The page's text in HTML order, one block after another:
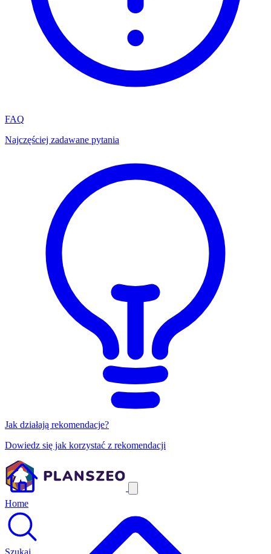
FAQ
Najczęściej zadawane pytania
Jak działają rekomendacje?
Dowiedz się jak korzystać z rekomendacji
Home
Szukaj